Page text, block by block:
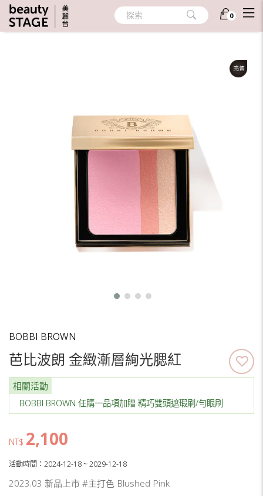
探索 0
首頁/ 彩妝 / 腮紅/修容
BOBBI BROWN
芭比波朗 金緻漸層絢光腮紅
相關活動
BOBBI BROWN 任購一品項加贈 精巧雙頭遮瑕刷/勻眼刷
NT$ 2,100
活動時間：2024-12-18 ~ 2029-12-18
2023.03 新品上市 #主打色 Blushed Pink